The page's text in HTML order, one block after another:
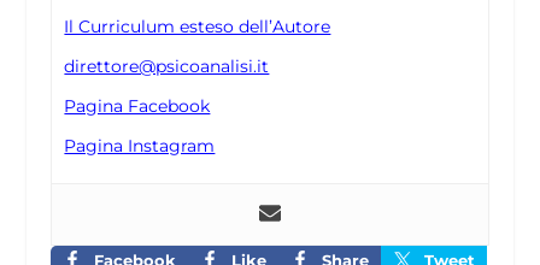
Il Curriculum esteso dell’Autore
direttore@psicoanalisi.it
Pagina Facebook
Pagina Instagram
Facebook Like Share
Tweet